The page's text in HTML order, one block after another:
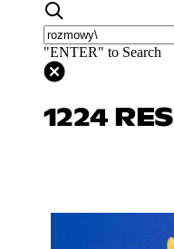
"ENTER" to Search
1224